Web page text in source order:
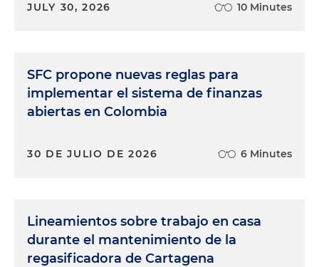
JULY 30, 2026 10 Minutes
SFC propone nuevas reglas para
implementar el sistema de finanzas
abiertas en Colombia
30 DE JULIO DE 2026 6 Minutes
Lineamientos sobre trabajo en casa
durante el mantenimiento de la
regasificadora de Cartagena